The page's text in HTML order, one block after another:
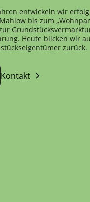
entwickeln wir
bis zum
Heute blicken wir
zurück.
Kontakt